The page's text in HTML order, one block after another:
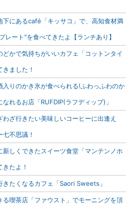
下にあるcafé「キッサコ」で、高知食材満
レート"を食べてきたよ【ランチあり】
どかで気持ちがいいカフェ「コットンタイ
きました！
入りのかき氷が食べられる!ふわっふわのか
なれるお店「RUFDIP(ラフディップ)」
わざ行きたい美味しいコーヒーに出逢え
不思議！
新しくできたスイーツ食堂「マンテンノホ
たよ！
きたくなるカフェ「Saori Sweets」
る喫茶店「ファウスト」でモーニングを頂